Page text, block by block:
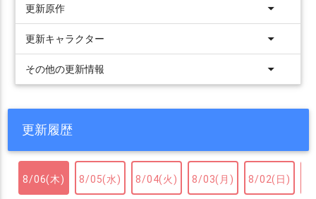
更新原作 arrow_drop_down
更新キャラクター arrow_drop_down
その他の更新情報 arrow_drop_down
更新履歴
8/06(木) 8/05(水) 8/04(火) 8/03(月) 8/02(日)